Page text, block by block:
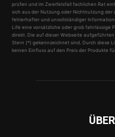
prüfen und im Zweifelsfall fachlichen Rat
sich aus der Nutzung oder Nichtnutzung
fehlerhafter und unvollständiger
Life eine vorsätzliche oder grob fahrlässige
direkt. Die auf dieser Webseite
Stern (*) gekennzeichnet sind. Durch diese
keinen Einfluss auf den Preis der Produkte